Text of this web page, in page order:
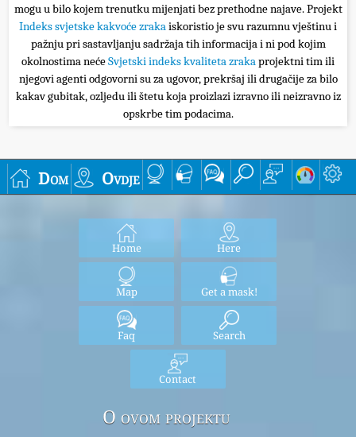
mogu u bilo kojem trenutku mijenjati bez prethodne najave. Projekt
Indeks svjetske kakvoće zrakaiskoristio je svu razumnu vještinu i
pažnju pri sastavljanju sadržaja tih informacija i ni pod kojim
okolnostima nećeSvjetski indeks kvaliteta zrakaprojektni tim ili
njegovi agenti odgovorni su za ugovor, prekršaj ili drugačije za bilo
kakav gubitak, ozljedu ili štetu koja proizlazi izravno ili neizravno iz
opskrbe tim podacima.
Dom Ovdje
Home Here
Map Get a mask!
Faq Search
Contact
O ovom projektu